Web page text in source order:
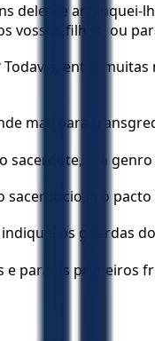
deles, e
vossos filhos, ou
Todavia, entre
mal, para
sacerdote, era
e o pacto
os guardas
e para os primeiros